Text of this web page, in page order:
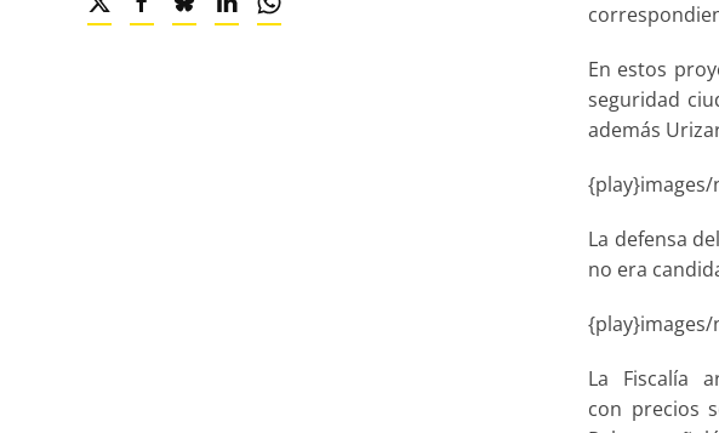
En estos
seguridad
además
{play}images/
La defensa
no era
{play}images/
La Fiscalía
con precios